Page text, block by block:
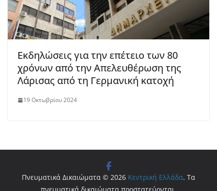
Εκδηλώσεις για την επέτειο των 80
χρόνων από την Απελευθέρωση της
Λάρισας από τη Γερμανική κατοχή
19 Οκτωβρίου 2024
Πνευματικά Δικαιώματα © 2026 Κεντρική Ελλάδα. Τα